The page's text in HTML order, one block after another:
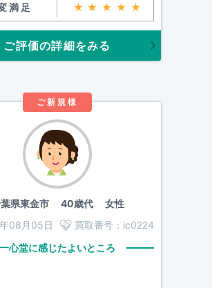
満足 ★★★★★
ご評価の詳細をみる
ご新規様
県東金市40歳代 女性
08月05日
買取番号： ic0224
一心堂に感じたよいところ